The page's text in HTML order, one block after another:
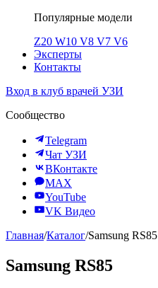
Популярные модели
Z20 W10 V8 V7 V6
Эксперты
Контакты
Вход в клуб врачей УЗИ
Сообщество
Telegram
Чат УЗИ
ВКонтакте
MAX
YouTube
VK Видео
Главная/Каталог/Samsung RS85
Samsung RS85